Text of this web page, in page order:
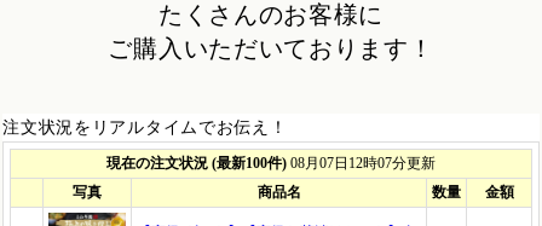
たくさんのお客様に
ご購入いただいております！
注文状況をリアルタイムでお伝え！